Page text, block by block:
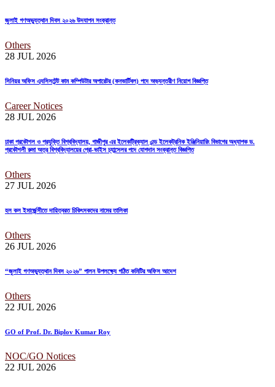
জুলাই গণঅভ্যুত্থান দিবস ২০২৬ উদযাপন সংক্রান্ত
Others
28 JUL 2026
সিনিয়র অফিস এ্যসিসটেন্ট কাম কম্পিউটার অপারেটর (কনভার্টিবল) পদে অভ্যন্তরীণ নিয়োগ বিজ্ঞপ্তি
Career Notices
28 JUL 2026
ঢাকা প্রকৌশল ও প্রযুক্তি বিশ্ববিদ্যালয়, গাজীপুর এর ইলেকট্রিক্যাল এন্ড ইলেকট্রনিক ইঞ্জিনিয়ারিং বিভাগের অধ্যাপক ড.
প্রকৌশলী রুমা অত্র বিশ্ববিদ্যালয়ের প্রো-ভাইস চ্যান্সেলর পদে যোগদান সংক্রান্ত বিজ্ঞপ্তি
Others
27 JUL 2026
হল কল ইমার্জেন্সীতে দায়িত্বরত চিকিৎসকদের নামের তালিকা
Others
26 JUL 2026
“জুলাই গণঅভ্যুত্থান দিবস ২০২৬” পালন উপলক্ষ্যে গঠিত কমিটির অফিস আদেশ
Others
22 JUL 2026
GO of Prof. Dr. Biplov Kumar Roy
NOC/GO Notices
22 JUL 2026